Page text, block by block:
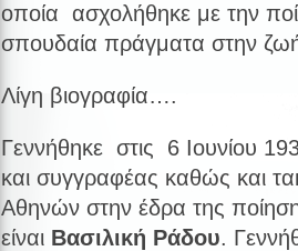
οποία ασχολήθηκε με την
σπουδαία πράγματα στην
Λίγη βιογραφία….
Γεννήθηκε στις 6 Ιουνίου
και συγγραφέας καθώς και
Αθηνών στην έδρα της
είναι Βασιλική Ράδου.